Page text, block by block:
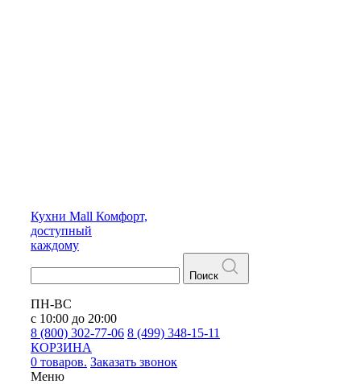
Кухни Mall Комфорт,
доступный
каждому
Поиск
ПН-ВС
с 10:00 до 20:00
8 (800) 302-77-06 8 (499) 348-15-11
КОРЗИНА
0 товаров. Заказать звонок
Меню